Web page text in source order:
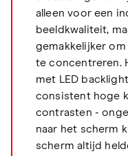
alleen voor een
beeldkwaliteit,
gemakkelijker
te concentreren.
met LED
consistent hoge
contrasten -
naar het scherm
scherm altijd